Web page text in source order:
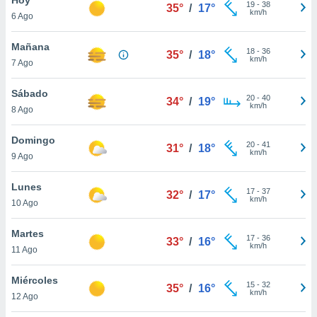
en
más
nuestra
de
cookies
aceptar
6 Ago
35° / 17° 19- 38
km/h
Mañana
7 Ago
35° / 18° 18- 36
km/h
Sábado
8 Ago
34° / 19° 20- 40
km/h
Domingo
9 Ago
31° / 18° 20- 41
km/h
Lunes
10 Ago
32° / 17° 17- 37
km/h
Martes
11 Ago
33° / 16° 17- 36
km/h
Miércoles
12 Ago
35° / 16° 15- 32
km/h